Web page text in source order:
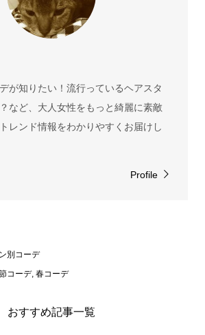
が知りたい！流行っているヘアスタ
など、大人女性をもっと綺麗に素敵
レンド情報をわかりやすくお届けし
Profile
別コーデ
コーデ, 春コーデ
おすすめ記事一覧